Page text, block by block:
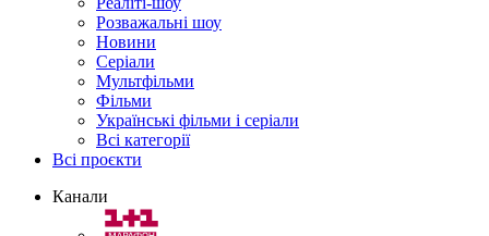
Розважальні шоу
Новини
Серіали
Мультфільми
Фільми
Українські фільми і серіали
Всі категорії
Всі проєкти
Канали